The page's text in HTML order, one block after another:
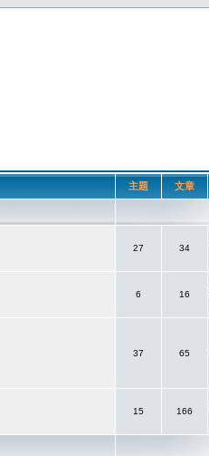
主題 文章
27 34
6 16
37 65
15 166